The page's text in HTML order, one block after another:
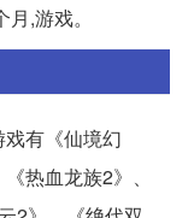
,游戏。
有《仙境幻
热血龙族2》、